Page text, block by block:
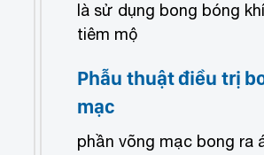
là sử dụng bong bóng
tiêm mộ
Phẫu thuật điều trị
mạc
phần võng mạc bong ra